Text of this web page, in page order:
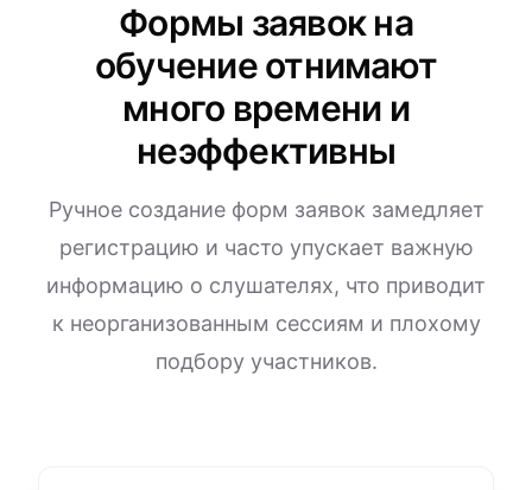
Формы заявок на
обучение отнимают
много времени и
неэффективны
Ручное создание форм заявок замедляет
регистрацию и часто упускает важную
информацию о слушателях, что приводит
к неорганизованным сессиям и плохому
подбору участников.